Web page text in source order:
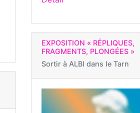
EXPOSITION « RÉPLIQUES,
FRAGMENTS, PLONGÉES »
Sortir à ALBI dans le Tarn